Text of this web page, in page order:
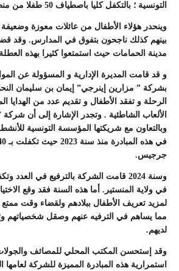
التونسية ؛ بالتكفل كليا باصطياف 50 طفلا من منطقة الفوار.
وينحدر هؤلاء الأطفال من عائلات معوزة
مدينة الحمامات حيث استمتعوا كثيرا بهذه
و قد قامت المديرة الإدارية و المسؤولة عن
بشركة ” مزارين إينرجي” إيمان بن سليمان
الرحلة و تفقد الأطفال و تقديم عدد من الهدايا
الألعاب الشاطئية . وتجدر الإشارة إلى أن
وبالتعاون مع شريكتها المؤسسة التونسية
جرجيس.
في ولاية المنستير. أما هذه السنة فقد وقع
لمزيد تعريف الأطفال ببلادهم ولقضاء وقت
مما يساهم في الترفيه عنهم وصقل شخصياتهم
لديهم.
وقد إستحسن المكتب المحلي للمصائف والجولات
استمرارية هذه المبادرة المميزة للشركة لعامها